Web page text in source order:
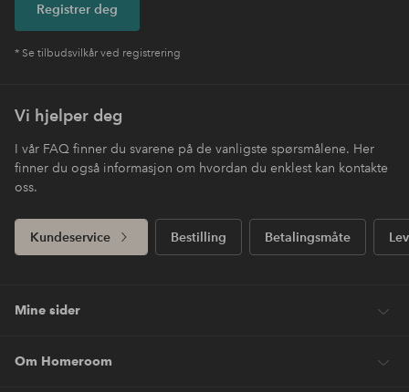
Registrer deg
* Se tilbudsvilkår ved registrering
Vi hjelper deg
I vår FAQ finner du svarene på de vanligste spørsmålene. Her
finner du også informasjon om hvordan du enklest kan kontakte
oss.
Kundeservice Bestilling Betalingsmåte
Mine sider
Om Homeroom